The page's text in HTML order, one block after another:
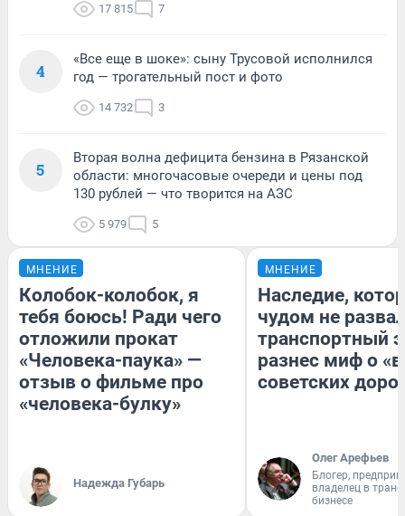
17 815 7
4
«Все еще в шоке»: сыну Трусовой исполнился
год — трогательный пост и фото
14 732 3
5
Вторая волна дефицита бензина в Рязанской
области: многочасовые очереди и цены под
130 рублей — что творится на АЗС
5 979 5
МНЕНИЕ
Колобок-колобок, я
тебя боюсь! Ради чего
отложили прокат
«Человека-паука» —
отзыв о фильме про
«человека-булку»
Надежда Губарь
МНЕНИЕ
Наследие,
чудом не
транспортный
разнес миф о
советских
Олег Арефьев
Блогер,
владелец в
бизнесе